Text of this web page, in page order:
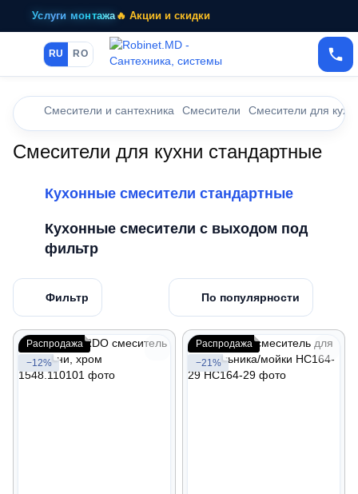
Услуги монтажа🔥 Акции и скидки
RU RO
Смесители и сантехника Смесители Смесители для
Смесители для кухни стандартные
Кухонные смесители стандартные
Кухонные смесители с выходом под
фильтр
Фильтр По популярности
Распродажа
−12%
Распродажа
−21%